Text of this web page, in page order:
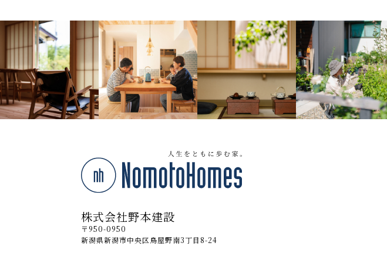
株式会社野本建設
〒950-0950
新潟県新潟市中央区鳥屋野南3丁目8-24